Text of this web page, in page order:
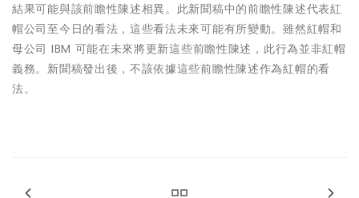
結果可能與該前瞻性陳述相異。此新聞稿中的前瞻性陳述代表紅
帽公司至今日的看法，這些看法未來可能有所變動。雖然紅帽和
母公司 IBM 可能在未來將更新這些前瞻性陳述，此行為並非紅帽
義務。新聞稿發出後，不該依據這些前瞻性陳述作為紅帽的看
法。